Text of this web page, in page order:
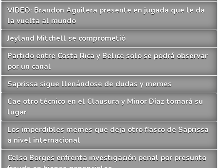
VIDEO: Brandon Aguilera presente en jugada que le da
la vuelta al mundo
Jeyland Mitchell se comprometió
Partido entre Costa Rica y Belice solo se podrá observar
por un canal
Saprissa sigue llenándose de dudas y memes
Cae otro técnico en el Clausura y Minor Díaz tomará su
lugar
Los imperdibles memes que deja otro fiasco de Saprissa
a nivel internacional
Celso Borges enfrenta investigación penal por presunto